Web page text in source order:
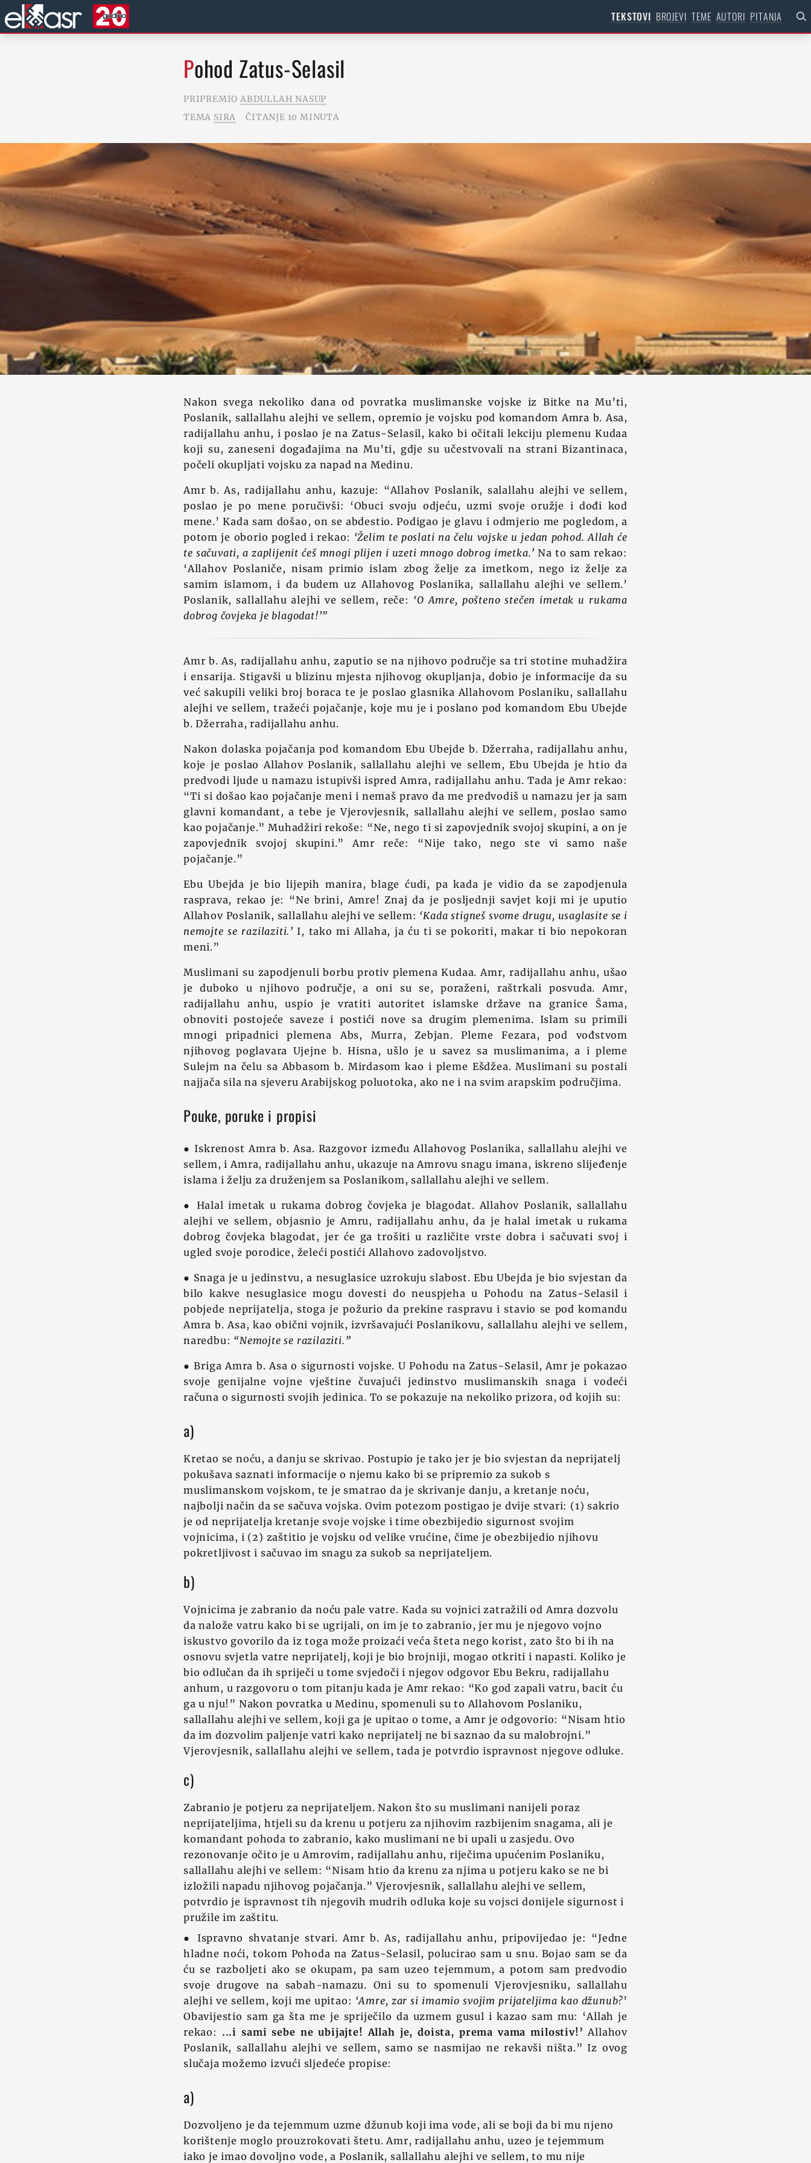
TEKSTOVI BROJEVI TEME AUTORI PITANJA
Pohod Zatus-Selasil
PRIPREMIO ABDULLAH NASUP
TEMA SIRA ČITANJE 10 MINUTA
Nakon svega nekoliko dana od povratka muslimanske vojske iz Bitke na Mu’ti,
Poslanik, sallallahu alejhi ve sellem, opremio je vojsku pod komandom Amra b. Asa,
radijallahu anhu, i poslao je na Zatus-Selasil, kako bi očitali lekciju plemenu Kudaa
koji su, zaneseni događajima na Mu’ti, gdje su učestvovali na strani Bizantinaca,
počeli okupljati vojsku za napad na Medinu.
Amr b. As, radijallahu anhu, kazuje: “Allahov Poslanik, salallahu alejhi ve sellem,
poslao je po mene poručivši: ‘Obuci svoju odjeću, uzmi svoje oružje i dođi kod
mene.’ Kada sam došao, on se abdestio. Podigao je glavu i odmjerio me pogledom, a
potom je oborio pogled i rekao: ‘Želim te poslati na čelu vojske u jedan pohod. Allah će
te sačuvati, a zaplijenit ćeš mnogi plijen i uzeti mnogo dobrog imetka.’ Na to sam rekao:
‘Allahov Poslaniče, nisam primio islam zbog želje za imetkom, nego iz želje za
samim islamom, i da budem uz Allahovog Poslanika, sallallahu alejhi ve sellem.’
Poslanik, sallallahu alejhi ve sellem, reče: ‘O Amre, pošteno stečen imetak u rukama
dobrog čovjeka je blagodat!’”
Amr b. As, radijallahu anhu, zaputio se na njihovo područje sa tri stotine muhadžira
i ensarija. Stigavši u blizinu mjesta njihovog okupljanja, dobio je informacije da su
već sakupili veliki broj boraca te je poslao glasnika Allahovom Poslaniku, sallallahu
alejhi ve sellem, tražeći pojačanje, koje mu je i poslano pod komandom Ebu Ubejde
b. Džerraha, radijallahu anhu.
Nakon dolaska pojačanja pod komandom Ebu Ubejde b. Džerraha, radijallahu anhu,
koje je poslao Allahov Poslanik, sallallahu alejhi ve sellem, Ebu Ubejda je htio da
predvodi ljude u namazu istupivši ispred Amra, radijallahu anhu. Tada je Amr rekao:
“Ti si došao kao pojačanje meni i nemaš pravo da me predvodiš u namazu jer ja sam
glavni komandant, a tebe je Vjerovjesnik, sallallahu alejhi ve sellem, poslao samo
kao pojačanje.” Muhadžiri rekoše: “Ne, nego ti si zapovjednik svojoj skupini, a on je
zapovjednik svojoj skupini.” Amr reče: “Nije tako, nego ste vi samo naše
pojačanje.”
Ebu Ubejda je bio lijepih manira, blage ćudi, pa kada je vidio da se zapodjenula
rasprava, rekao je: “Ne brini, Amre! Znaj da je posljednji savjet koji mi je uputio
Allahov Poslanik, sallallahu alejhi ve sellem: ‘Kada stigneš svome drugu, usaglasite se i
nemojte se razilaziti.’I, tako mi Allaha, ja ću ti se pokoriti, makar ti bio nepokoran
meni.”
Muslimani su zapodjenuli borbu protiv plemena Kudaa. Amr, radijallahu anhu, ušao
je duboko u njihovo područje, a oni su se, poraženi, raštrkali posvuda. Amr,
radijallahu anhu, uspio je vratiti autoritet islamske države na granice Šama,
obnoviti postojeće saveze i postići nove sa drugim plemenima. Islam su primili
mnogi pripadnici plemena Abs, Murra, Zebjan. Pleme Fezara, pod vođstvom
njihovog poglavara Ujejne b. Hisna, ušlo je u savez sa muslimanima, a i pleme
Sulejm na čelu sa Abbasom b. Mirdasom kao i pleme Ešdžea. Muslimani su postali
najjača sila na sjeveru Arabijskog poluotoka, ako ne i na svim arapskim područjima.
Pouke, poruke i propisi
● Iskrenost Amra b. Asa. Razgovor između Allahovog Poslanika, sallallahu alejhi ve
sellem, i Amra, radijallahu anhu, ukazuje na Amrovu snagu imana, iskreno slijeđenje
islama i želju za druženjem sa Poslanikom, sallallahu alejhi ve sellem.
● Halal imetak u rukama dobrog čovjeka je blagodat. Allahov Poslanik, sallallahu
alejhi ve sellem, objasnio je Amru, radijallahu anhu, da je halal imetak u rukama
dobrog čovjeka blagodat, jer će ga trošiti u različite vrste dobra i sačuvati svoj i
ugled svoje porodice, želeći postići Allahovo zadovoljstvo.
● Snaga je u jedinstvu, a nesuglasice uzrokuju slabost. Ebu Ubejda je bio svjestan da
bilo kakve nesuglasice mogu dovesti do neuspjeha u Pohodu na Zatus-Selasil i
pobjede neprijatelja, stoga je požurio da prekine raspravu i stavio se pod komandu
Amra b. Asa, kao obični vojnik, izvršavajući Poslanikovu, sallallahu alejhi ve sellem,
naredbu: “Nemojte se razilaziti.”
● Briga Amra b. Asa o sigurnosti vojske. U Pohodu na Zatus-Selasil, Amr je pokazao
svoje genijalne vojne vještine čuvajući jedinstvo muslimanskih snaga i vodeći
računa o sigurnosti svojih jedinica. To se pokazuje na nekoliko prizora, od kojih su:
a)
Kretao se noću, a danju se skrivao. Postupio je tako jer je bio svjestan da neprijatelj
pokušava saznati informacije o njemu kako bi se pripremio za sukob s
muslimanskom vojskom, te je smatrao da je skrivanje danju, a kretanje noću,
najbolji način da se sačuva vojska. Ovim potezom postigao je dvije stvari: (1) sakrio
je od neprijatelja kretanje svoje vojske i time obezbijedio sigurnost svojim
vojnicima, i (2) zaštitio je vojsku od velike vrućine, čime je obezbijedio njihovu
pokretljivost i sačuvao im snagu za sukob sa neprijateljem.
b)
Vojnicima je zabranio da noću pale vatre. Kada su vojnici zatražili od Amra dozvolu
da nalože vatru kako bi se ugrijali, on im je to zabranio, jer mu je njegovo vojno
iskustvo govorilo da iz toga može proizaći veća šteta nego korist, zato što bi ih na
osnovu svjetla vatre neprijatelj, koji je bio brojniji, mogao otkriti i napasti. Koliko je
bio odlučan da ih spriječi u tome svjedoči i njegov odgovor Ebu Bekru, radijallahu
anhum, u razgovoru o tom pitanju kada je Amr rekao: “Ko god zapali vatru, bacit ću
ga u nju!” Nakon povratka u Medinu, spomenuli su to Allahovom Poslaniku,
sallallahu alejhi ve sellem, koji ga je upitao o tome, a Amr je odgovorio: “Nisam htio
da im dozvolim paljenje vatri kako neprijatelj ne bi saznao da su malobrojni.”
Vjerovjesnik, sallallahu alejhi ve sellem, tada je potvrdio ispravnost njegove odluke.
c)
Zabranio je potjeru za neprijateljem. Nakon što su muslimani nanijeli poraz
neprijateljima, htjeli su da krenu u potjeru za njihovim razbijenim snagama, ali je
komandant pohoda to zabranio, kako muslimani ne bi upali u zasjedu. Ovo
rezonovanje očito je u Amrovim, radijallahu anhu, riječima upućenim Poslaniku,
sallallahu alejhi ve sellem: “Nisam htio da krenu za njima u potjeru kako se ne bi
izložili napadu njihovog pojačanja.” Vjerovjesnik, sallallahu alejhi ve sellem,
potvrdio je ispravnost tih njegovih mudrih odluka koje su vojsci donijele sigurnost i
pružile im zaštitu.
● Ispravno shvatanje stvari. Amr b. As, radijallahu anhu, pripovijedao je: “Jedne
hladne noći, tokom Pohoda na Zatus-Selasil, polucirao sam u snu. Bojao sam se da
ću se razboljeti ako se okupam, pa sam uzeo tejemmum, a potom sam predvodio
svoje drugove na sabah-namazu. Oni su to spomenuli Vjerovjesniku, sallallahu
alejhi ve sellem, koji me upitao: ‘Amre, zar si imamio svojim prijateljima kao džunub?’
Obavijestio sam ga šta me je spriječilo da uzmem gusul i kazao sam mu: ‘Allah je
rekao: ...i sami sebe ne ubijajte! Allah je, doista, prema vama milostiv!’ Allahov
Poslanik, sallallahu alejhi ve sellem, samo se nasmijao ne rekavši ništa.” Iz ovog
slučaja možemo izvući sljedeće propise:
a)
Dozvoljeno je da tejemmum uzme džunub koji ima vode, ali se boji da bi mu njeno
korištenje moglo prouzrokovati štetu. Amr, radijallahu anhu, uzeo je tejemmum
iako je imao dovoljno vode, a Poslanik, sallallahu alejhi ve sellem, to mu nije